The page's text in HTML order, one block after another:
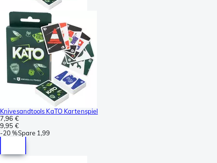
Knivesandtools KaTO Kartenspiel
7,96 €
9,95 €
-20 %Spare 1,99